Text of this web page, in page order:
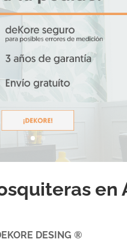
en
DESING ®